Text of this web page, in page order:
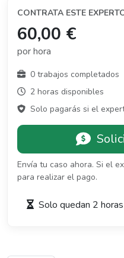
CONTRATA ESTE
60,00 €
por hora
0 trabajos completados
2 horas disponibles
Solo pagarás si el
Envía tu caso ahora. Si el
para realizar el pago.
Solo quedan 2